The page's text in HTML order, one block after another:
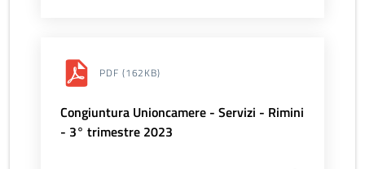
PDF (162KB)
Congiuntura Unioncamere - Servizi - Rimini
- 3° trimestre 2023